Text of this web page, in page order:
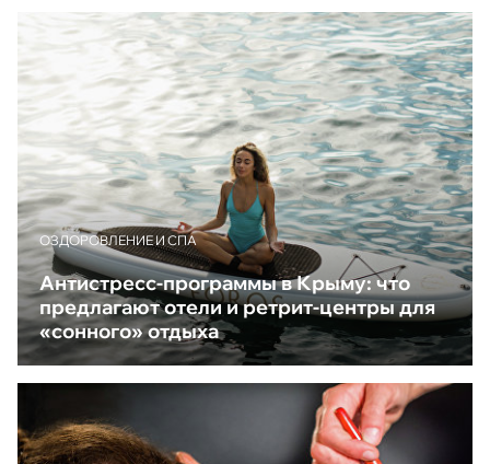
ОЗДОРОВЛЕНИЕ И СПА
Антистресс-программы в Крыму: что
предлагают отели и ретрит-центры для
«сонного» отдыха